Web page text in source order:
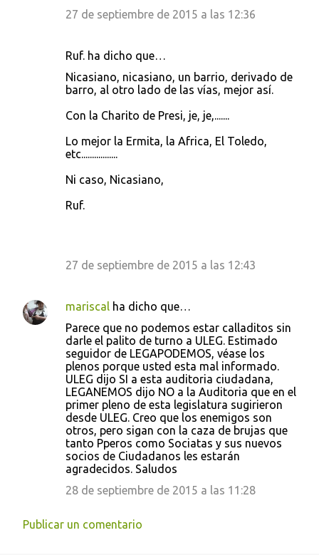
27 de septiembre de 2015 a las 12:36
Ruf. ha dicho que…
Nicasiano, nicasiano, un barrio, derivado de
barro, al otro lado de las vías, mejor así.
Con la Charito de Presi, je, je,.......
Lo mejor la Ermita, la Africa, El Toledo,
etc.................
Ni caso, Nicasiano,
Ruf.
27 de septiembre de 2015 a las 12:43
mariscal ha dicho que…
Parece que no podemos estar calladitos sin
darle el palito de turno a ULEG. Estimado
seguidor de LEGAPODEMOS, véase los
plenos porque usted esta mal informado.
ULEG dijo SI a esta auditoria ciudadana,
LEGANEMOS dijo NO a la Auditoria que en el
primer pleno de esta legislatura sugirieron
desde ULEG. Creo que los enemigos son
otros, pero sigan con la caza de brujas que
tanto Pperos como Sociatas y sus nuevos
socios de Ciudadanos les estarán
agradecidos. Saludos
28 de septiembre de 2015 a las 11:28
Publicar un comentario